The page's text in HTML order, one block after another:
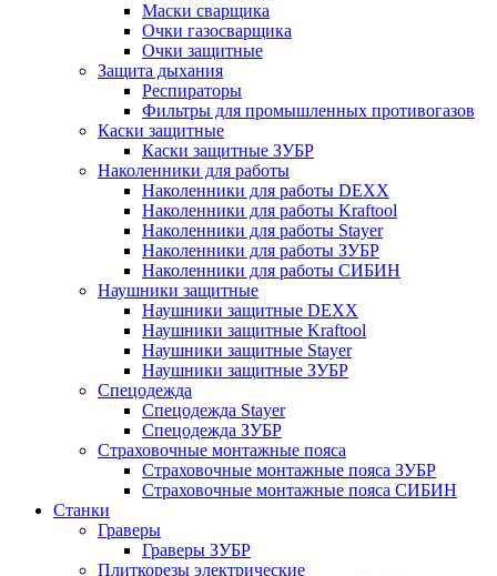
Маски сварщика
Очки газосварщика
Очки защитные
Защита дыхания
Респираторы
Фильтры для промышленных противогазов
Каски защитные
Каски защитные ЗУБР
Наколенники для работы
Наколенники для работы DEXX
Наколенники для работы Kraftool
Наколенники для работы Stayer
Наколенники для работы ЗУБР
Наколенники для работы СИБИН
Наушники защитные
Наушники защитные DEXX
Наушники защитные Kraftool
Наушники защитные Stayer
Наушники защитные ЗУБР
Спецодежда
Спецодежда Stayer
Спецодежда ЗУБР
Страховочные монтажные пояса
Страховочные монтажные пояса ЗУБР
Страховочные монтажные пояса СИБИН
Станки
Граверы
Граверы ЗУБР
Плиткорезы электрические